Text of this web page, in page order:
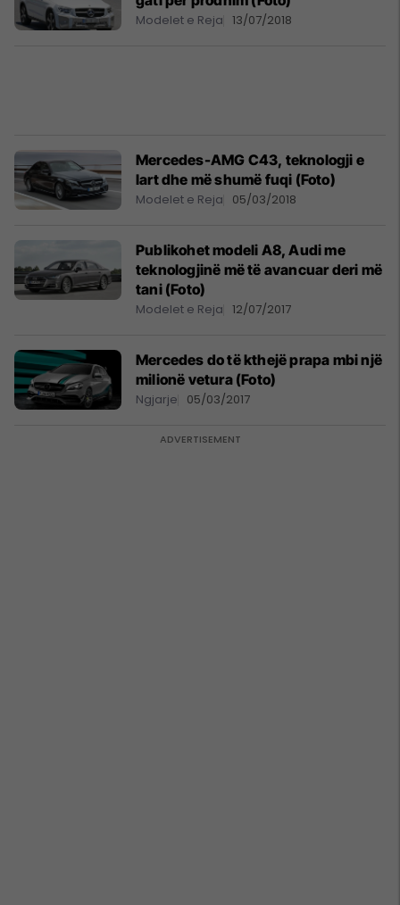
Modelet e Reja 13/07/2018
Mercedes-AMG C43, teknologji e
lart dhe më shumë fuqi (Foto)
Modelet e Reja 05/03/2018
Publikohet modeli A8, Audi me
teknologjinë më të avancuar deri më
tani (Foto)
Modelet e Reja 12/07/2017
Mercedes do të kthejë prapa mbi një
milionë vetura (Foto)
Ngjarje 05/03/2017